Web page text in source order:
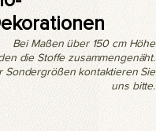
Bei Maßen über 150 cm Höhe
die Stoffe zusammengenäht.
Sondergrößen kontaktieren Sie
uns bitte.